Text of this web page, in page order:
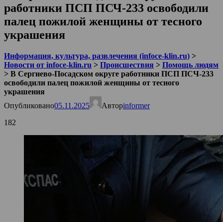
работники ПСП ПСЧ-233 освободили
палец пожилой женщины от тесного
украшения
Информация, культура, развлечения (infoce-klin.ru) >
Новости от infoce-klin.ru > Происшествия > Помощь людям
> В Сергиево-Посадском округе работники ПСП ПСЧ-233
освободили палец пожилой женщины от тесного
украшения
Опубликовано05.11.2025 Авторinformer
182